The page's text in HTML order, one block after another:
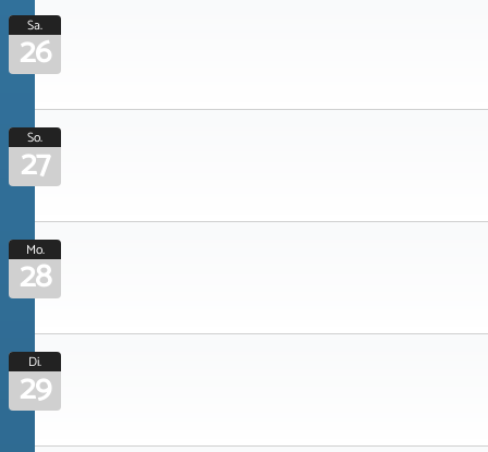
Sa.
26
So.
27
Mo.
28
Di.
29